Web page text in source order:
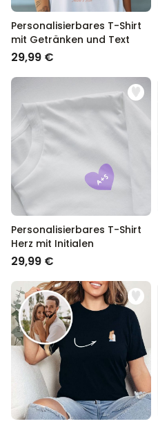
Personalisierbares T-Shirt
mit Getränken und Text
29,99 €
Personalisierbares T-Shirt
Herz mit Initialen
29,99 €